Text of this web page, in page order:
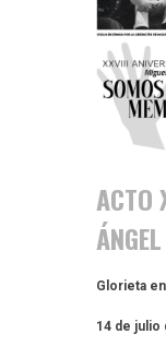
ACTO
Glorieta
14 de julio